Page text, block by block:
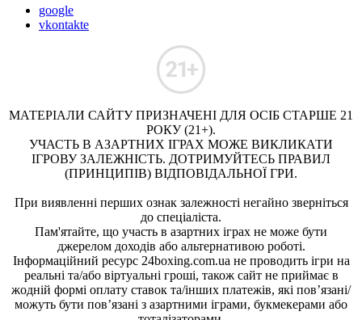
google
vkontakte
МАТЕРІАЛИ САЙТУ ПРИЗНАЧЕНІ ДЛЯ ОСІБ СТАРШЕ 21
РОКУ (21+).
УЧАСТЬ В АЗАРТНИХ ІГРАХ МОЖЕ ВИКЛИКАТИ
ІГРОВУ ЗАЛЕЖНІСТЬ. ДОТРИМУЙТЕСЬ ПРАВИЛ
(ПРИНЦИПІВ) ВІДПОВІДАЛЬНОЇ ГРИ.
При виявленні перших ознак залежності негайно зверніться
до спеціаліста.
Пам'ятайте, що участь в азартних іграх не може бути
джерелом доходів або альтернативою роботі.
Інформаційний ресурс 24boxing.com.ua не проводить ігри на
реальні та/або віртуальні гроші, також сайт не приймає в
жодній формі оплату ставок та/інших платежів, які пов’язані/
можуть бути пов’язані з азартними іграми, букмекерами або